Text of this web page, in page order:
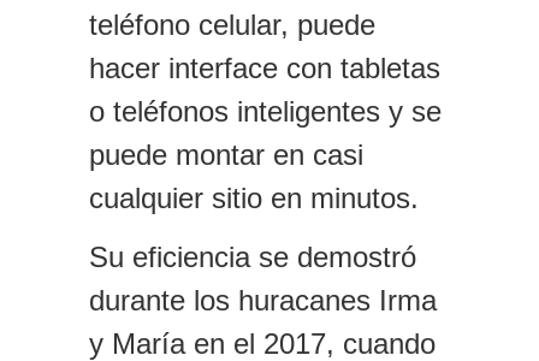
teléfono celular, puede
hacer interface con tabletas
o teléfonos inteligentes y se
puede montar en casi
cualquier sitio en minutos.
Su eficienciase demostró
durante los huracanes Irma
y María en el 2017, cuando